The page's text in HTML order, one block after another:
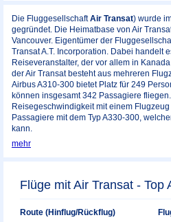
Die FluggesellschaftAir Transat) wurde
gegründet. Die Heimatbase von Air
Vancouver. Eigentümer der
Transat A.T. Incorporation. Dabei handelt
Reiseveranstalter, der vor allem in
der Air Transat besteht aus mehreren
Airbus A310-300 bietet Platz für 249
können insgesamt 342 Passagiere
Reisegeschwindigkeit mit einem
Passagiere mit dem Typ A330-300,
kann.
mehr
Flüge mit Air Transat - Top
Route (Hinflug/Rückflug)